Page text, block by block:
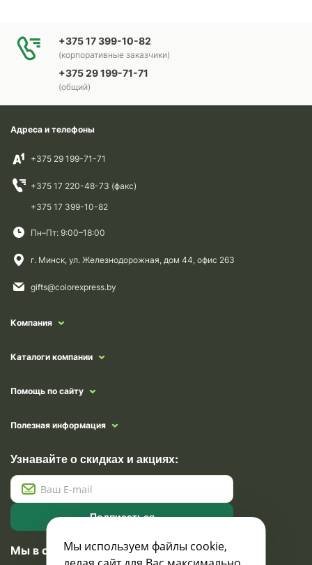
+375 17 399-10-82
(корпоративные заказчики)
+375 29 199-71-71
(общий)
Адреса и телефоны
+375 29 199-71-71
+375 17 220-48-73 (факс)
+375 17 399-10-82
Пн–Пт: 9:00–18:00
г. Минск, ул. Железнодорожная, дом 44, офис 263
gifts@colorexpress.by
Компания
Каталоги компании
Помощь по сайту
Полезная информация
Узнавайте о скидках и акциях:
Подписаться
Мы в социальных сетях
Мы используем файлы cookie,